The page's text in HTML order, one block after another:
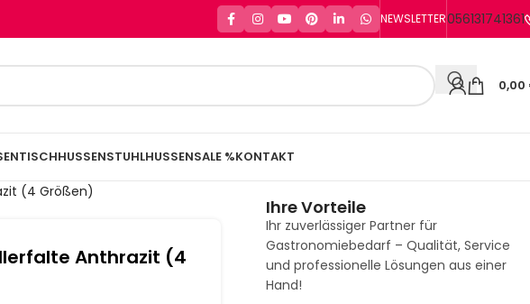
NEWSLETTER056131741361
0,00
TISCHHUSSENSTUHLHUSSENSALE %KONTAKT
(4 Größen)
Anthrazit (4
Ihre Vorteile
Ihr zuverlässiger Partner für
Gastronomiebedarf – Qualität, Service
und professionelle Lösungen aus einer
Hand!